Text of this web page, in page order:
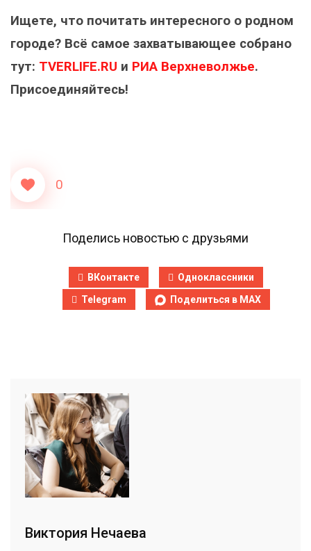
Ищете, что почитать интересного о родном
городе? Всё самое захватывающее собрано
тут: TVERLIFE.RU и РИА Верхневолжье.
Присоединяйтесь!
0
Поделись новостью с друзьями
ВКонтакте
Одноклассники
Telegram
Поделиться в MAX
Виктория Нечаева